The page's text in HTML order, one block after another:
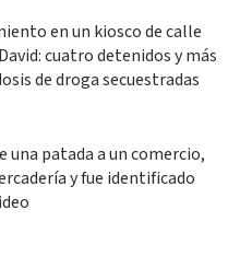
en un kiosco de calle
cuatro detenidos y más
de droga secuestradas
una patada a un comercio,
y fue identificado